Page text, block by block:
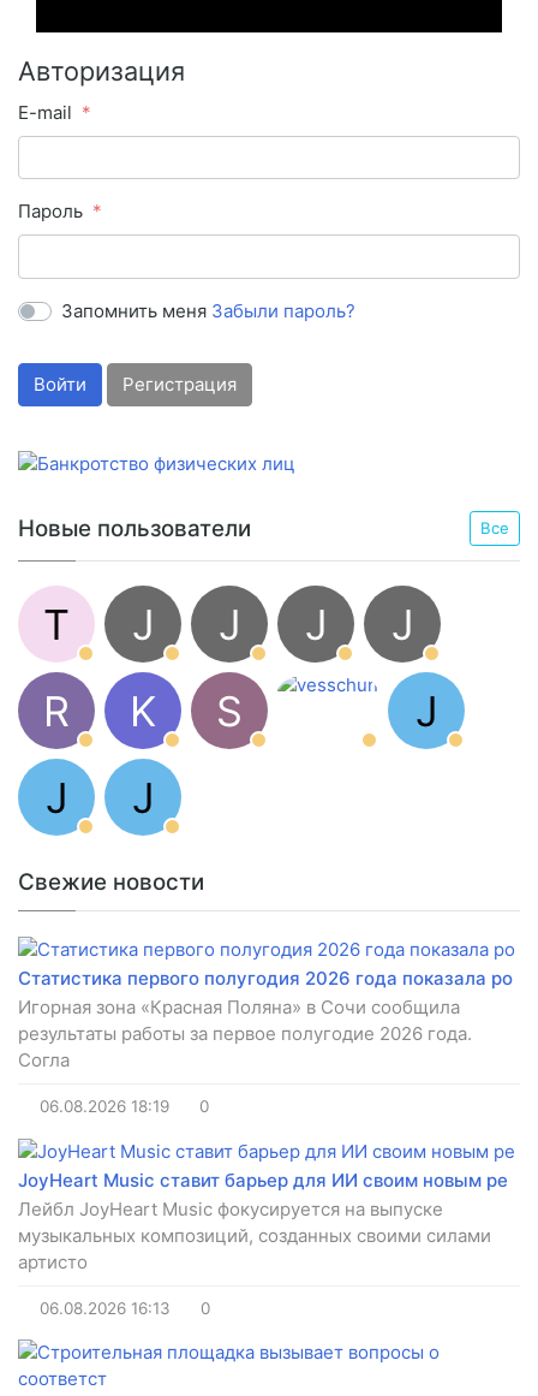
Авторизация
E-mail
Пароль
Запомнить меня Забыли пароль?
Войти Регистрация
Новые пользователи Все
T J J J
J
R
K S
J
J
J
Свежие новости
Статистика первого полугодия 2026 года показала ро
Игорная зона «Красная Поляна» в Сочи сообщила
результаты работы за первое полугодие 2026 года.
Согла
06.08.2026 18:19 0
JoyHeart Music ставит барьер для ИИ своим новым ре
Лейбл JoyHeart Music фокусируется на выпуске
музыкальных композиций, созданных своими силами
артисто
06.08.2026 16:13 0